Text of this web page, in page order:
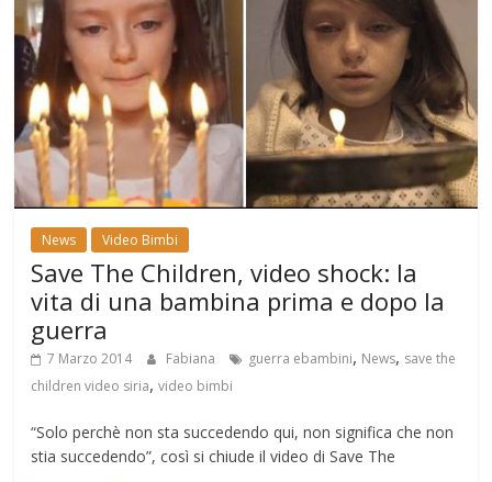
News Video Bimbi
Save The Children, video shock: la
vita di una bambina prima e dopo la
guerra
7 Marzo 2014 Fabiana guerra ebambini, News, save the
children video siria,video bimbi
“Solo perchè non sta succedendo qui, non significa che non
stia succedendo”, così si chiude il video di Save The